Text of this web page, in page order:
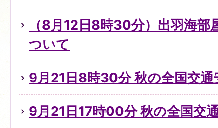
（8月12日8時30分）出羽海部
ついて
9月21日8時30分 秋の全国交
9月21日17時00分 秋の全国交